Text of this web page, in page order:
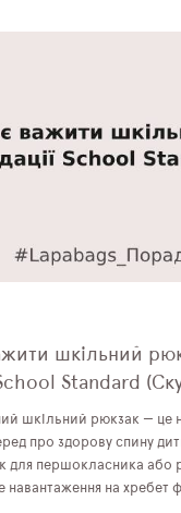
шкільний
Standard
шкільний рюкзак — це
про здорову спину
для першокласника або
навантаження на хребет